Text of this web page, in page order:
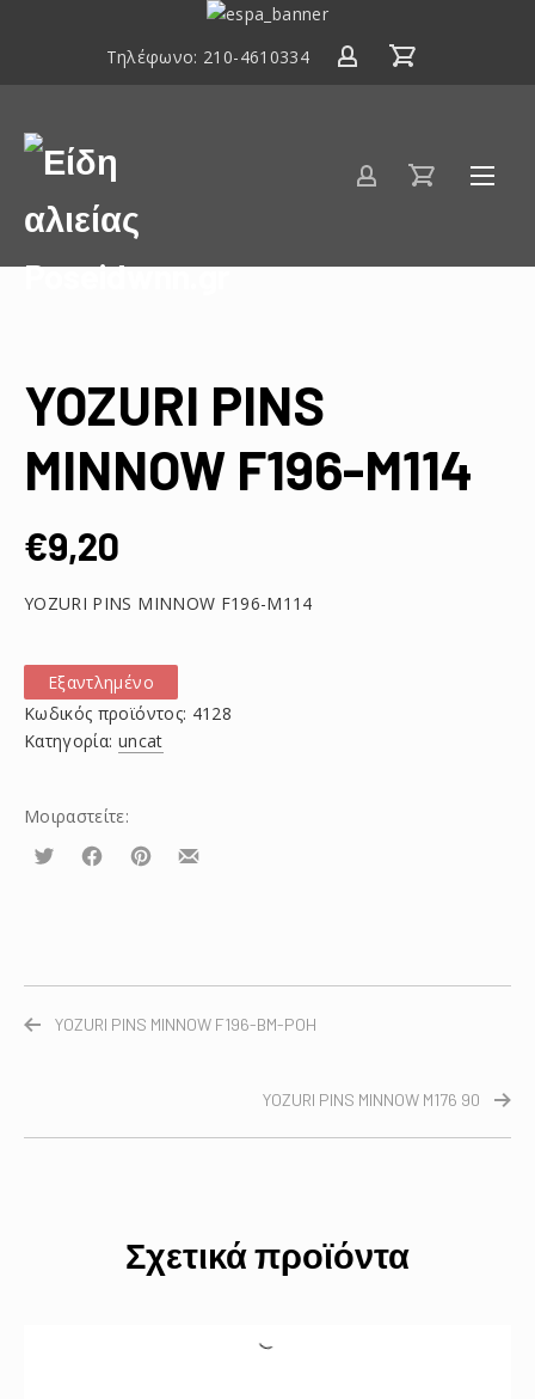
ΕΣΠΑ
2020
Τηλέφωνο: 210-4610334
Είδη
αλιείας
Poseidwnn.gr
YOZURI PINS
MINNOW F196-M114
€9,20
YOZURI PINS MINNOW F196-M114
Εξαντλημένο
Κωδικός προϊόντος: 4128
Κατηγορία: uncat
Μοιραστείτε:
Τουίτα ΜοιραστείτεΜοιραστείτεΜοιραστείτε
YOZURI PINS MINNOW F196-BM-POH
YOZURI PINS MINNOW M176 90
Σχετικά προϊόντα